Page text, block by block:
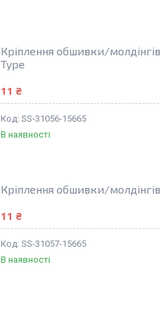
Кріплення обшивки/
Type
11 ₴
SS-31056-15665
В наявності
Кріплення обшивки/
11 ₴
SS-31057-15665
В наявності